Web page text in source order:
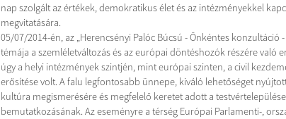
nap szolgált az értékek, demokratikus élet és az intézményekkel
megvitatására.
05/07/2014-én, az „Herencsényi Palóc Búcsú - Önkéntes konzultáció -
témája a szemléletváltozás és az európai döntéshozók részére való
úgy a helyi intézmények szintjén, mint európai szinten, a civil
erősítése volt. A falu legfontosabb ünnepe, kiváló lehetőséget
kultúra megismerésére és megfelelő keretet adott a
bemutatkozásának. Az eseményre a térség Európai Parlamenti-,